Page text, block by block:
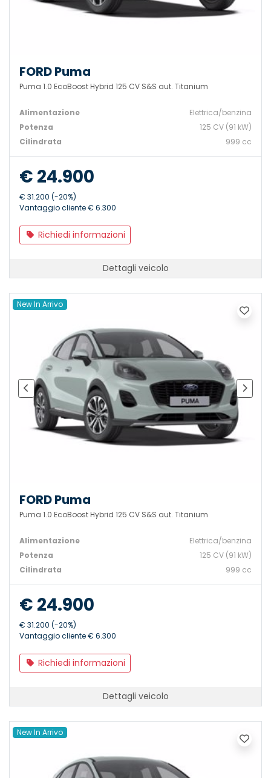
FORD Puma
Puma 1.0 EcoBoost Hybrid 125 CV S&S aut. Titanium
Alimentazione
Elettrica/benzina
Potenza
125 CV (91 kW)
Cilindrata
999 cc
€ 24.900
€ 31.200 (-20%)
Vantaggio cliente € 6.300
Richiedi informazioni
Dettagli veicolo
New In Arrivo
FORD Puma
Puma 1.0 EcoBoost Hybrid 125 CV S&S aut. Titanium
Alimentazione
Elettrica/benzina
Potenza
125 CV (91 kW)
Cilindrata
999 cc
€ 24.900
€ 31.200 (-20%)
Vantaggio cliente € 6.300
Richiedi informazioni
Dettagli veicolo
New In Arrivo